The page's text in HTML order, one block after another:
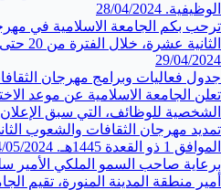
الوظيفية. 28/04/2024
ترحب بكم الجامعة الاسلامية في
الثانية عشرة، خلال الفترة من 20 حتى 27 من شهر شوال 1445هـ.
29/04/2024
جدول فعاليات وبرامج مهرجان
تعلن الجامعة الاسلامية عن موعد
الشخصية للوظائف، التي سبق الإعلان
تمديد مهرجان الثقافات والشعوب
الموافق 1 ذو القعدة 1445هـ.
05/2024
برعاية صاحب السمو الملكي الأمير
أمير منطقة المدينة المنورة، تقيم